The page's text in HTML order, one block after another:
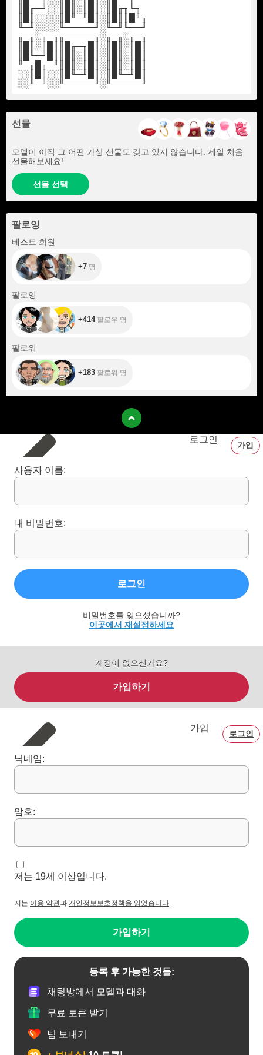
║█╓─╜░░║█║░║█║░║█╓╖╙╖
║█║░░░░║█╙─╜█║░║█║║█╙╖
╙─╜░░░░╙─────╜░╙─╜╙──╜
╓─╖░╓─╖╓─────╖░╓─╖░╓─╖
║█║░║█║║█╓─╖█║░║█║░║█║
║█╙─╜█║║█║░║█║░║█║░║█║
╙─╖█╓─╜║█║░║█║░║█║░║█║
░░║█║░░║█╙─╜█║░║█╙─╜█║
░░╙─╜░░╙─────╜░╙─────╜
선물
모델이 아직 그 어떤 가상 선물도 갖고 있지 않습니다. 제일 처음
선물해보세요!
선물 선택
팔로잉
베스트 회원
+7 명
팔로잉
+414팔로우 명
팔로워
+183 팔로워 명
로그인
가입
사용자 이름:
내 비밀번호:
로그인
비밀번호를 잊으셨습니까?
이곳에서 재설정하세요
계정이 없으신가요?
가입하기
가입
로그인
닉네임:
암호:
저는 19세 이상입니다.
저는 이용 약관과 개인정보보호정책을 읽었습니다.
가입하기
등록 후 가능한 것들:
채팅방에서 모델과 대화
무료 토큰 받기
팁 보내기